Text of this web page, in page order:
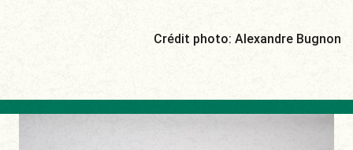
Crédit photo: Alexandre Bugnon